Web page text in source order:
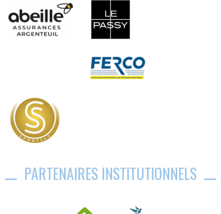
PARTENAIRES INSTITUTIONNELS